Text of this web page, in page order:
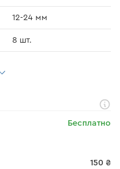
12-24 мм
8 шт.
Бесплатно
150 ₴